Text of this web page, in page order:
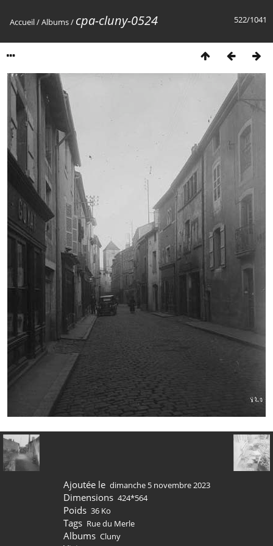
522/1041
Accueil/Albums/ cpa-cluny-0524
Ajoutée le dimanche 5 novembre 2023
Dimensions 424*564
Poids 36 Ko
Tags Rue du Merle
Albums Cluny